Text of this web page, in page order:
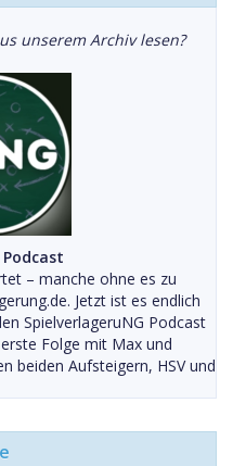
unserem Archiv lesen?
– manche ohne es zu
Jetzt ist es endlich
SpielverlageruNG Podcast
Folge mit Max und
beiden Aufsteigern, HSV und